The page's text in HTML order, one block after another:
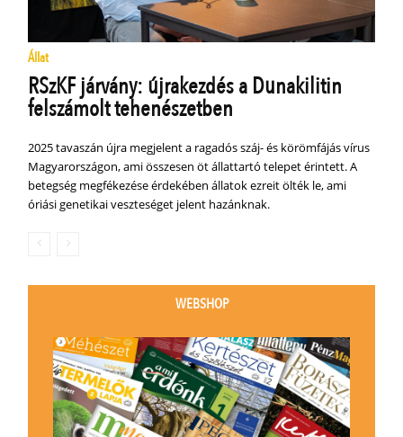
Állat
RSzKF járvány: újrakezdés a Dunakilitin
felszámolt tehenészetben
2025 tavaszán újra megjelent a ragadós száj- és körömfájás vírus
Magyarországon, ami összesen öt állattartó telepet érintett. A
betegség megfékezése érdekében állatok ezreit ölték le, ami
óriási genetikai veszteséget jelent hazánknak.
WEBSHOP